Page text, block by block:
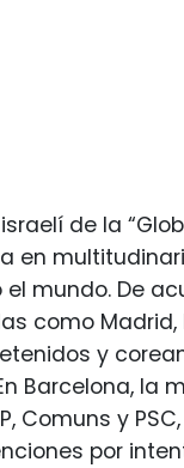
de la
en
mundo. De
como Madrid,
y
Barcelona,
Comuns y
por